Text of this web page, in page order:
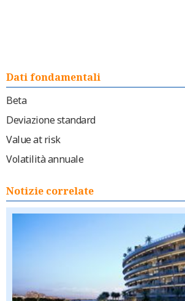
Dati fondamentali
Beta
Deviazione standard
Value at risk
Volatilità annuale
Notizie correlate